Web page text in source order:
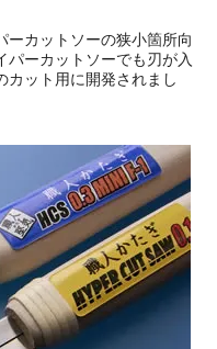
ーカットソーの狭小箇所向
パーカットソーでも刃が入
カット用に開発されまし